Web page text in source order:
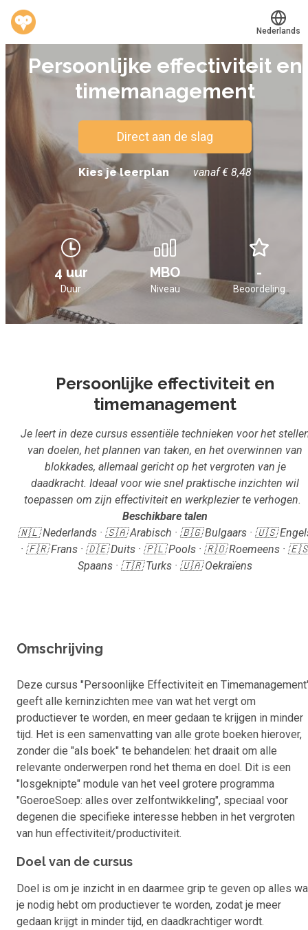
Werkvinders®
Bedrijven
Mijn leerplek
Voucher verzilveren
Account en hulp
Meer
Translate
Nederlands
Persoonlijke effectiviteit en
timemanagement
Direct aan de slag
Kies je leerplan vanaf € 8,48
4 uur MBO -
Duur Niveau Beoordeling
Persoonlijke effectiviteit en
timemanagement
Je leert in deze cursus essentiële technieken voor het
van doelen, het plannen van taken, en het overwinnen van
blokkades, allemaal gericht op het vergroten van je
daadkracht. Ideaal voor wie snel praktische inzichten wil
toepassen om zijn effectiviteit en werkplezier te verhogen.
Beschikbare talen
🇳🇱 Nederlands · 🇸🇦 Arabisch · 🇧🇬 Bulgaars · 🇺🇸
· 🇫🇷 Frans · 🇩🇪 Duits · 🇵🇱 Pools · 🇷🇴 Roemeens ·
Spaans · 🇹🇷 Turks · 🇺🇦 Oekraïens
Omschrijving
Deze cursus "Persoonlijke Effectiviteit en
geeft alle kerninzichten mee van wat het vergt om
productiever te worden, en meer gedaan te krijgen in minder
tijd. Het is een samenvatting van alle grote boeken hierover,
zonder die "als boek" te behandelen: het draait om alle
relevante onderwerpen rond het thema en doel. Dit is een
"losgeknipte" module van het veel grotere programma
"GoeroeSoep: alles over zelfontwikkeling", speciaal voor
degenen die specifieke interesse hebben in het vergroten
van hun effectiviteit/productiviteit.
Doel van de cursus
Doel is om je inzicht in en daarmee grip te geven op alles
je nodig hebt om productiever te worden, zodat je meer
gedaan krijgt in minder tijd, en daadkrachtiger wordt.